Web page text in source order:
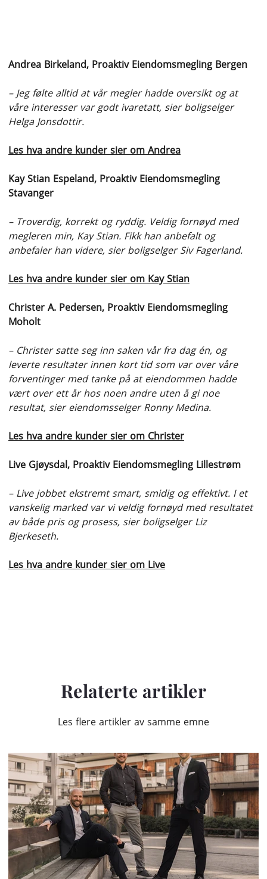
Andrea Birkeland, Proaktiv Eiendomsmegling Bergen
– Jeg følte alltid at vår megler hadde oversikt og at
våre interesser var godt ivaretatt, sier boligselger
Helga Jonsdottir.
Les hva andre kunder sier om Andrea
Kay Stian Espeland, Proaktiv Eiendomsmegling
Stavanger
– Troverdig, korrekt og ryddig. Veldig fornøyd med
megleren min, Kay Stian. Fikk han anbefalt og
anbefaler han videre, sier boligselger Siv Fagerland.
Les hva andre kunder sier om Kay Stian
Christer A. Pedersen, Proaktiv Eiendomsmegling
Moholt
– Christer satte seg inn saken vår fra dag én, og
leverte resultater innen kort tid som var over våre
forventinger med tanke på at eiendommen hadde
vært over ett år hos noen andre uten å gi noe
resultat, sier eiendomsselger Ronny Medina.
Les hva andre kunder sier om Christer
Live Gjøysdal, Proaktiv Eiendomsmegling Lillestrøm
– Live jobbet ekstremt smart, smidig og effektivt. I et
vanskelig marked var vi veldig fornøyd med resultatet
av både pris og prosess, sier boligselger Liz
Bjerkeseth.
Les hva andre kunder sier om Live
Relaterte artikler
Les flere artikler av samme emne